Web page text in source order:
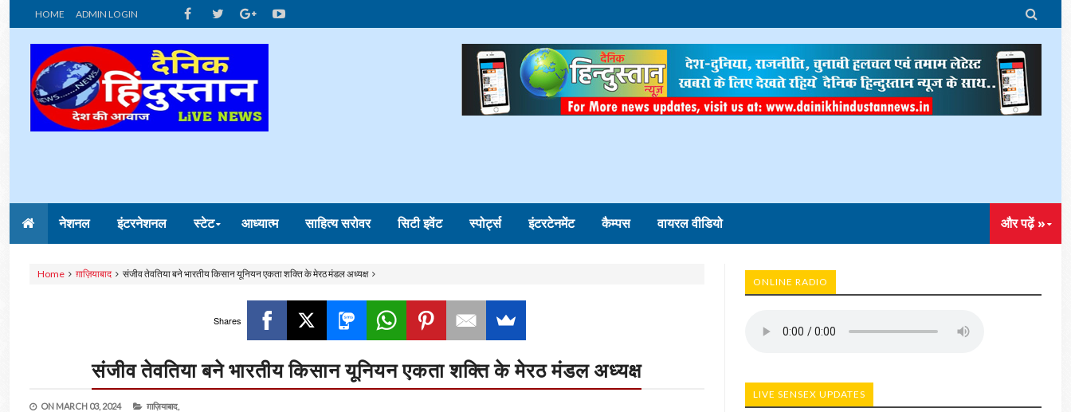
HOME ADMIN LOGIN 
नेशनल इंटरनेशनल स्टेट आध्यात्म साहित्य सरोवर सिटी इवेंट स्पोर्ट्स इंटरटेनमेंट कैम्पस वायरल वीडियो और पढ़ें »
Home ग़ाज़ियाबाद संजीव तेवतिया बने भारतीय किसान यूनियन एकता शक्ति के मेरठ मंडल अध्यक्ष
Shares
संजीव तेवतिया बने भारतीय किसान यूनियन एकता शक्ति के मेरठ मंडल अध्यक्ष
ON MARCH 03, 2024 ग़ाज़ियाबाद,
ONLINE RADIO
LIVE SENSEX UPDATES